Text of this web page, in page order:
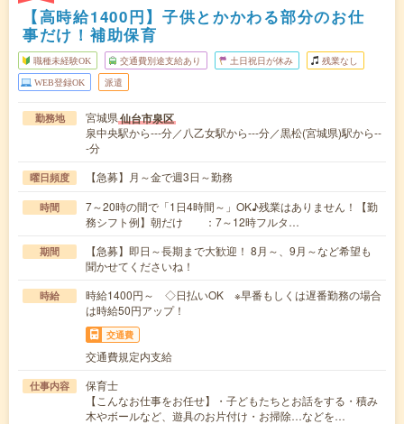
【高時給1400円】子供とかかわる部分のお仕
事だけ！補助保育
職種未経験OK 交通費別途支給あり 土日祝日が休み 残業なし
WEB登録OK 派遣
勤務地 宮城県仙台市泉区
泉中央駅から---分／八乙女駅から---分／黒松(宮城県)駅から--
-分
曜日頻度 【急募】月～金で週3日～勤務
時間
7～20時の間で「1日4時間～」OK♪残業はありません！【勤
務シフト例】朝だけ ：7～12時フルタ…
期間
【急募】即日～長期まで大歓迎！ 8月～、9月～など希望も
聞かせてくださいね！
時給
時給1400円～ ◇日払いOK ※早番もしくは遅番勤務の場合
は時給50円アップ！
交通費
交通費規定内支給
仕事内容
保育士
【こんなお仕事をお任せ】・子どもたちとお話をする・積み
木やボールなど、遊具のお片付け・お掃除…などを…